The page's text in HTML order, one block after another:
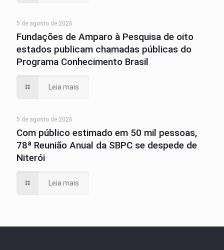
5 de agosto de 2026
Fundações de Amparo à Pesquisa de oito
estados publicam chamadas públicas do
Programa Conhecimento Brasil
Leia mais
5 de agosto de 2026
Com público estimado em 50 mil pessoas,
78ª Reunião Anual da SBPC se despede de
Niterói
Leia mais